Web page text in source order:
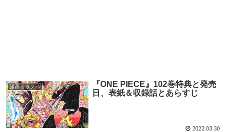
漫画＆ラノベ
『ONE PIECE』102巻特典と発売
日、表紙＆収録話とあらすじ
2022.03.30